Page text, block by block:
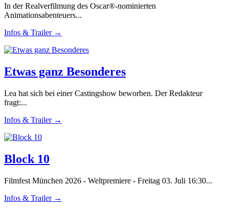
In der Realverfilmung des Oscar®-nominierten
Animationsabenteuers...
Infos & Trailer →
Etwas ganz Besonderes
Lea hat sich bei einer Castingshow beworben. Der Redakteur
fragt:...
Infos & Trailer →
Block 10
Filmfest München 2026 - Weltpremiere - Freitag 03. Juli 16:30...
Infos & Trailer →